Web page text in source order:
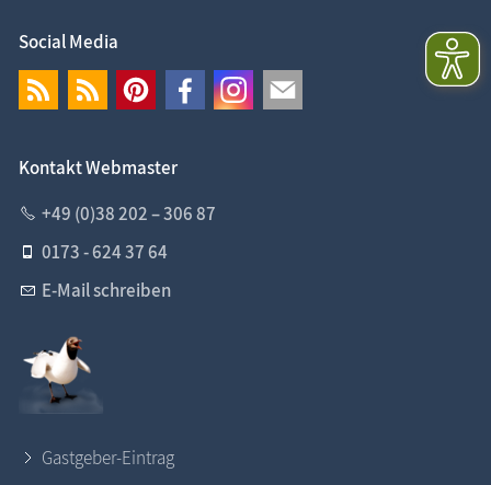
Social Media
Kontakt Webmaster
+49 (0)38 202 – 306 87
0173 - 624 37 64
E-Mail schreiben
Gastgeber-Eintrag